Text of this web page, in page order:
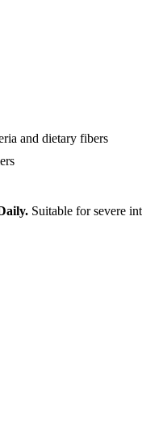
and dietary fibers
Suitable for severe